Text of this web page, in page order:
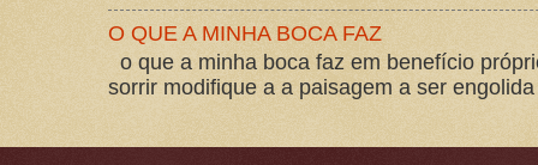
O QUE A MINHA BOCA FAZ
o que a minha boca faz em benefício
sorrir modifique a a paisagem a ser